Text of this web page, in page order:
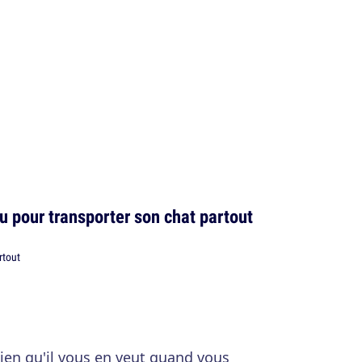
pour transporter son chat partout
qu'il vous en veut quand vous